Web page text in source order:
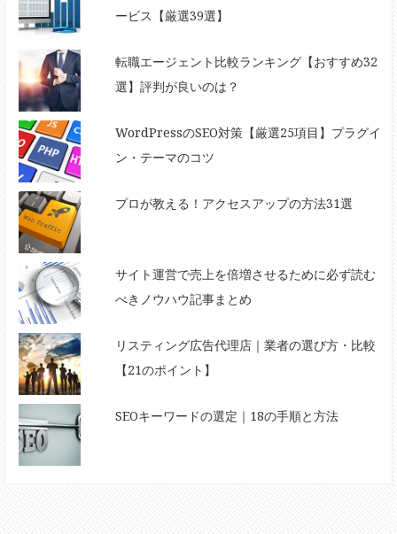
ービス【厳選39選】
転職エージェント比較ランキング【おすすめ32
選】評判が良いのは？
WordPressのSEO対策【厳選25項目】プラグイ
ン・テーマのコツ
プロが教える！アクセスアップの方法31選
サイト運営で売上を倍増させるために必ず読む
べきノウハウ記事まとめ
リスティング広告代理店｜業者の選び方・比較
【21のポイント】
SEOキーワードの選定｜18の手順と方法